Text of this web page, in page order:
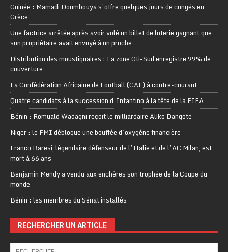
Guinée : Mamadi Doumbouya s’offre quelques jours de congés en
Grèce
Une factrice arrêtée après avoir volé un billet de loterie gagnant que
son propriétaire avait envoyé à un proche
Distribution des moustiquaires : La zone Oti-Sud enregistre 99% de
couverture
La Confédération Africaine de Football (CAF) à contre-courant
Quatre candidats à la succession d’Infantino à la tête de la FIFA
Bénin : Romuald Wadagni reçoit le milliardaire Aliko Dangote
Niger : le FMI débloque une bouffée d’oxygène financière
Franco Baresi, légendaire défenseur de l’Italie et de l’AC Milan, est
mort à 66 ans
Benjamin Mendy a vendu aux enchères son trophée de la Coupe du
monde
Bénin : les membres du Sénat installés
RECHERCHER UN ARTICLE